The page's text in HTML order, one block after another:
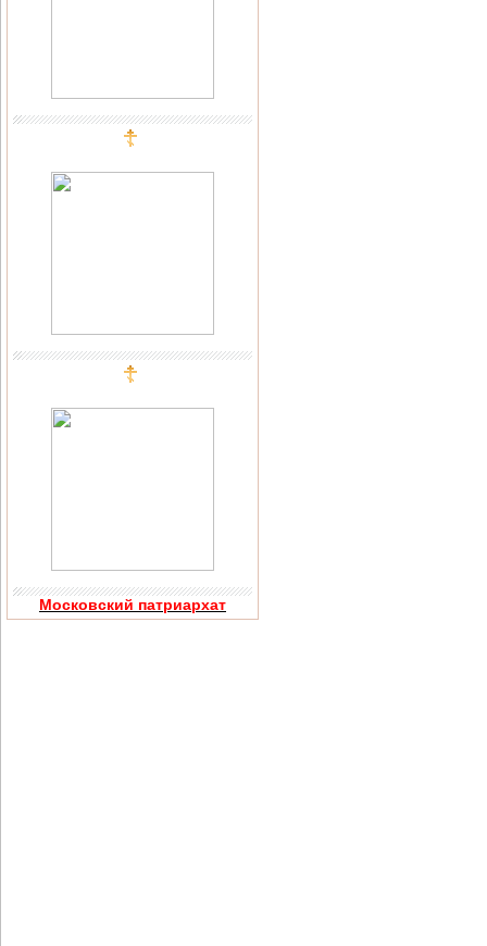
Московский патриархат